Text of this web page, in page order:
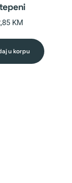
KM
u korpu